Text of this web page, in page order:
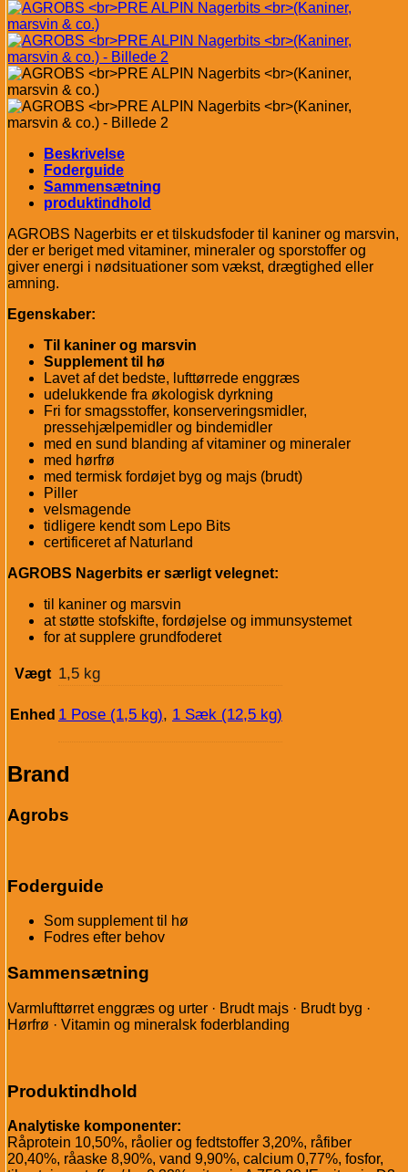
Beskrivelse
Foderguide
Sammensætning
produktindhold
AGROBS Nagerbits er et tilskudsfoder til kaniner og marsvin,
der er beriget med vitaminer, mineraler og sporstoffer og
giver energi i nødsituationer som vækst, drægtighed eller
amning.
Egenskaber:
Til kaniner og marsvin
Supplement til hø
Lavet af det bedste, lufttørrede enggræs
udelukkende fra økologisk dyrkning
Fri for smagsstoffer, konserveringsmidler,
pressehjælpemidler og bindemidler
med en sund blanding af vitaminer og mineraler
med hørfrø
med termisk fordøjet byg og majs (brudt)
Piller
velsmagende
tidligere kendt som Lepo Bits
certificeret af Naturland
AGROBS Nagerbits er særligt velegnet:
til kaniner og marsvin
at støtte stofskifte, fordøjelse og immunsystemet
for at supplere grundfoderet
Vægt 1,5 kg
Enhed 1 Pose (1,5 kg), 1 Sæk (12,5 kg)
Brand
Agrobs
Foderguide
Som supplement til hø
Fodres efter behov
Sammensætning
Varmlufttørret enggræs og urter · Brudt majs · Brudt byg ·
Hørfrø · Vitamin og mineralsk foderblanding
Produktindhold
Analytiske komponenter:
Råprotein 10,50%, råolier og fedtstoffer 3,20%, råfiber
20,40%, råaske 8,90%, vand 9,90%, calcium 0,77%, fosfor,